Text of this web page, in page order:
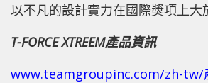
以不凡的設計實力在國際獎項上大
T-FORCE XTREEM產品資訊
www.teamgroupinc.com/zh-tw/